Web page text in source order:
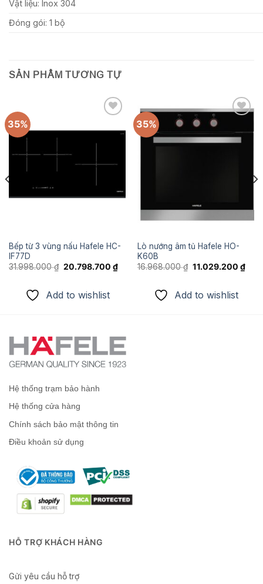
Vật liệu: Inox 304
Đóng gói: 1 bộ
SẢN PHẨM TƯƠNG TỰ
35%
Add to
Bếp từ 3 vùng nấu Hafele HC-
IF77D
31.998.000₫ Giá
31.998.000 ₫.
20.798.700 ₫Giá
hiện
20.798.700 ₫.
Add to wishlist
35%
Add to
Lò nướng âm tủ Hafele HO-
K60B
16.968.000₫ Giá
16.968.000 ₫.
11.029.200 ₫Giá
hiện
Add to wishlist
₫.
Hệ thống trạm bảo hành
Hệ thống cửa hàng
Chính sách bảo mật thông tin
Điều khoản sử dụng
HỖ TRỢ KHÁCH HÀNG
Gửi yêu cầu hỗ trợ